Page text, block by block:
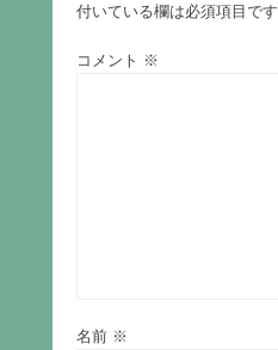
付いている欄は必須項目です
コメント ※
名前 ※